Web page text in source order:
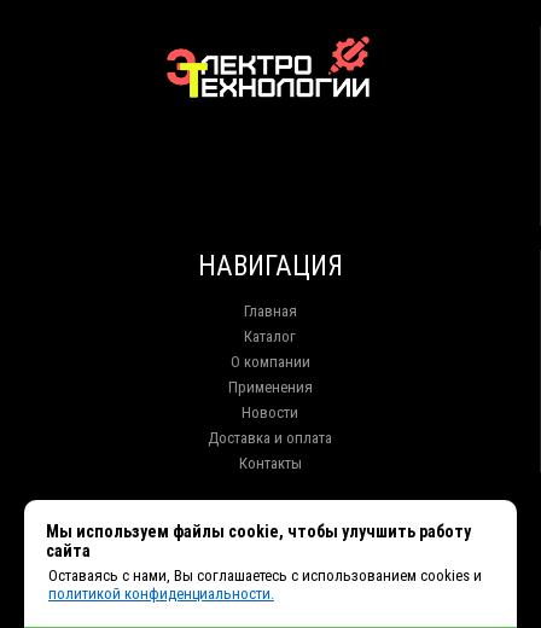
НАВИГАЦИЯ
Главная
Каталог
О компании
Применения
Новости
Доставка и оплата
Контакты
+7 (914) 010-76-83, 8 (3952) 93-27-93 - Отдел продаж
+7 (950) 075-85-99 - Техническая поддержка
Мы используем файлы cookie, чтобы улучшить работу
сайта
Оставаясь с нами, Вы соглашаетесь с использованием cookies и
политикой конфиденциальности.